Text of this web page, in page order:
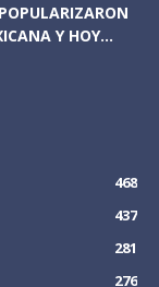
Y HOY...
468
437
281
276